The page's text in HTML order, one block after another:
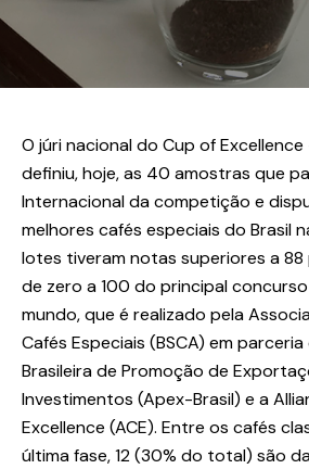
O júri nacional do Cup of Excellence
definiu, hoje, as 40 amostras que
Internacional da competição e
melhores cafés especiais do Brasil
lotes tiveram notas superiores a
de zero a 100 do principal
mundo, que é realizado pela
Cafés Especiais (BSCA) em
Brasileira de Promoção de
Investimentos (Apex-Brasil) e a
Excellence (ACE). Entre os cafés
última fase, 12 (30% do total) são